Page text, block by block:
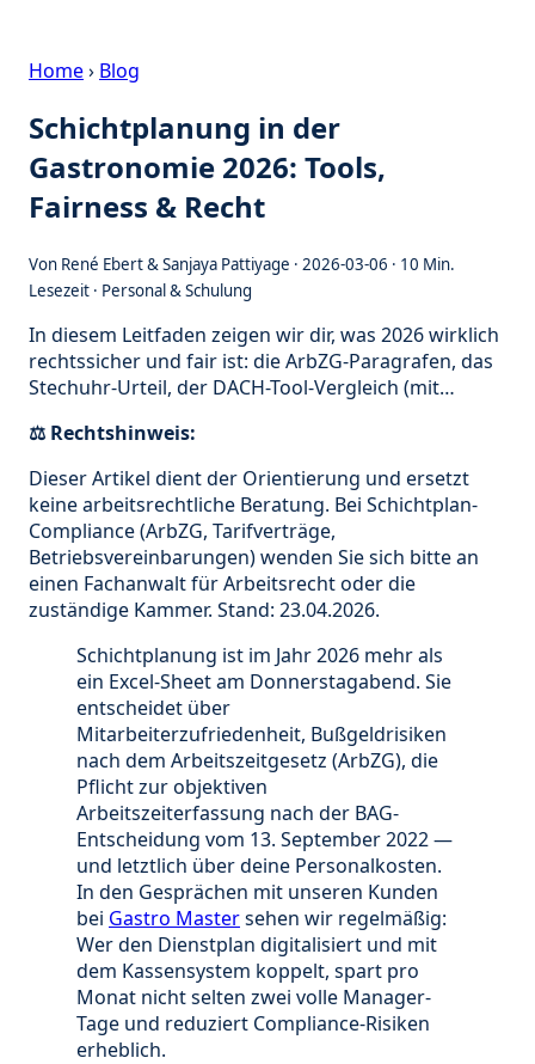
Home› Blog
Schichtplanung in der
Gastronomie 2026: Tools,
Fairness & Recht
Von René Ebert & Sanjaya Pattiyage · 2026-03-06 · 10 Min.
Lesezeit · Personal & Schulung
In diesem Leitfaden zeigen wir dir, was 2026 wirklich
rechtssicher und fair ist: die ArbZG-Paragrafen, das
Stechuhr-Urteil, der DACH-Tool-Vergleich (mit…
⚖️ Rechtshinweis:
Dieser Artikel dient der Orientierung und ersetzt
keine arbeitsrechtliche Beratung. Bei Schichtplan-
Compliance (ArbZG, Tarifverträge,
Betriebsvereinbarungen) wenden Sie sich bitte an
einen Fachanwalt für Arbeitsrecht oder die
zuständige Kammer. Stand: 23.04.2026.
Schichtplanung ist im Jahr 2026 mehr als
ein Excel-Sheet am Donnerstagabend. Sie
entscheidet über
Mitarbeiterzufriedenheit, Bußgeldrisiken
nach dem Arbeitszeitgesetz (ArbZG), die
Pflicht zur objektiven
Arbeitszeiterfassung nach der BAG-
Entscheidung vom 13. September 2022 —
und letztlich über deine Personalkosten.
In den Gesprächen mit unseren Kunden
bei Gastro Mastersehen wir regelmäßig:
Wer den Dienstplan digitalisiert und mit
dem Kassensystem koppelt, spart pro
Monat nicht selten zwei volle Manager-
Tage und reduziert Compliance-Risiken
erheblich.